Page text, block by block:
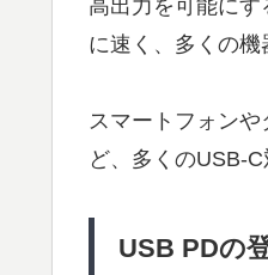
高出力を可能に
に速く、多くの機
スマートフォン
ど、多くのUSB-
USB PDの